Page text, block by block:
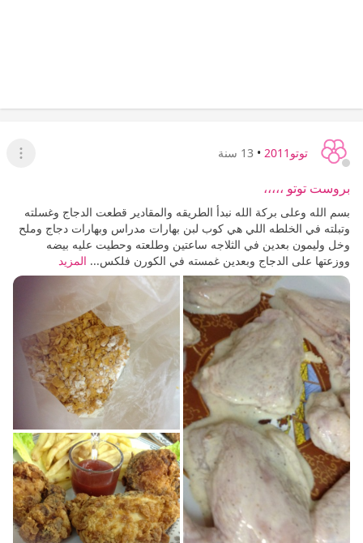
توتو2011 • 13 سنة
عرض
بروست توتو ،،،،،
بسم الله وعلى بركة الله نبدأ الطريقه والمقادير قطعت الدجاج وغسلته
وتبلته في الخلطه اللي هي كوب لبن بهارات مدراس وبهارات دجاج وملح
وخل وليمون بعدين في الثلاجه ساعتين وطلعته وحطيت عليه بيضه
ووزعتها على الدجاج وبعدين غمسته في الكورن فلكس... المزيد